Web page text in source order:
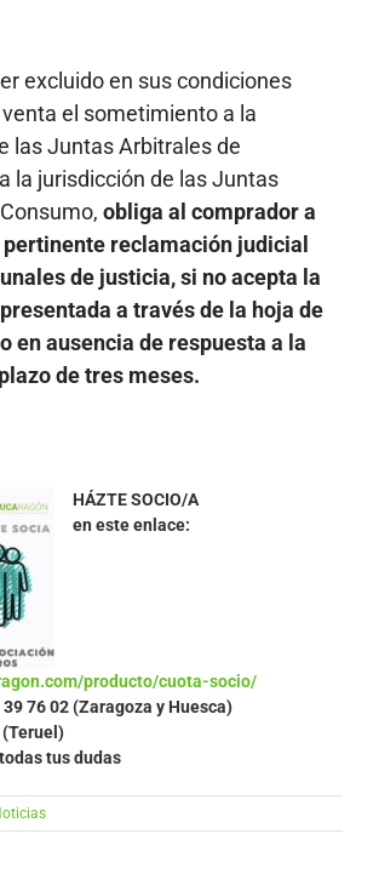
excluido en sus condiciones
el sometimiento a la
las Juntas Arbitrales de
la jurisdicción de las Juntas
obliga al comprador a
reclamación judicial
de justicia, si no acepta la
a través de la hoja de
en ausencia de respuesta a la
de tres meses.
HÁZTE SOCIO/A
en este enlace:
producto/cuota-socio/
39 76 02 (Zaragoza y Huesca)
(Teruel)
tus dudas